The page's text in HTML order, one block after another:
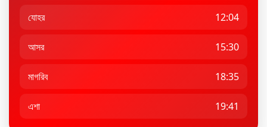
যোহর 12:04
আসর 15:30
মাগরিব 18:35
এশা 19:41